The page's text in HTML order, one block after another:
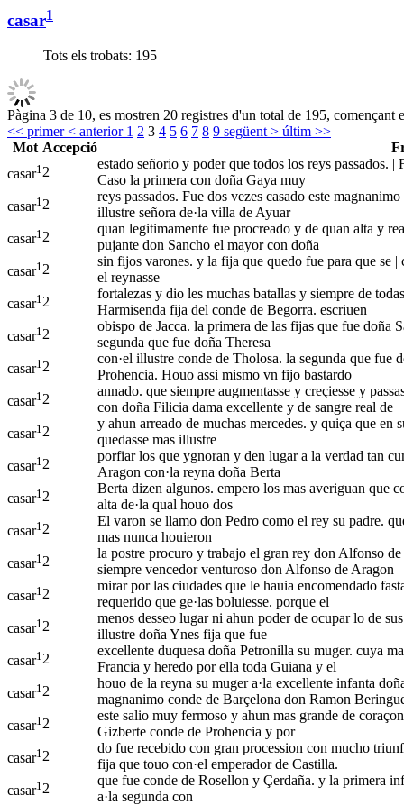
casar1
Tots els trobats: 195
Pàgina 3 de 10, es mostren 20 registres d'un total de 195, començant
<< primer< anterior 1 2 3 4 5 6 7 8 9 següent > últim >>
Mot Accepció
casar1 2
estado señorio y poder que todos los reys passados.
Caso la primera con doña Gaya muy
casar1 2
reys passados. Fue dos vezes casado este
illustre señora de·la villa de Ayuar
casar1 2
quan legitimamente fue procreado y de quan alta y
pujante don Sancho el mayor con doña
casar1 2
sin fijos varones. y la fija que quedo fue para que se
el reynasse
casar1 2
fortalezas y dio les muchas batallas y siempre de
Harmisenda fija del conde de Begorra. escriuen
casar1 2
obispo de Jacca. la primera de las fijas que fue doña
segunda que fue doña Theresa
casar1 2
con·el illustre conde de Tholosa. la segunda que fue
Prohencia. Houo assi mismo vn fijo bastardo
casar1 2
annado. que siempre augmentasse y creçiesse y
con doña Filicia dama excellente y de sangre real de
casar1 2
y ahun arreado de muchas mercedes. y quiça que en
quedasse mas illustre
casar1 2
porfiar los que ygnoran y den lugar a la verdad tan
Aragon con·la reyna doña Berta
casar1 2
Berta dizen algunos. empero los mas averiguan que
alta de·la qual houo dos
casar1 2
El varon se llamo don Pedro como el rey su padre.
mas nunca houieron
casar1 2
la postre procuro y trabajo el gran rey don Alfonso
siempre vencedor venturoso don Alfonso de Aragon
casar1 2
mirar por las ciudades que le hauia encomendado
requerido que ge·las boluiesse. porque el
casar1 2
menos desseo lugar ni ahun poder de ocupar lo de
illustre doña Ynes fija que fue
casar1 2
excellente duquesa doña Petronilla su muger. cuya
Francia y heredo por ella toda Guiana y el
casar1 2
houo de la reyna su muger a·la excellente infanta
magnanimo conde de Barçelona don Ramon
casar1 2
este salio muy fermoso y ahun mas grande de
Gizberte conde de Prohencia y por
casar1 2
do fue recebido con gran procession con mucho
fija que touo con·el emperador de Castilla.
casar1 2
que fue conde de Rosellon y Çerdaña. y la primera
a·la segunda con